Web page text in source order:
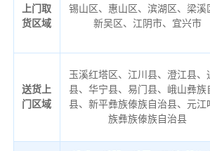
上门取
货区域
锡山区、惠山区、滨湖区、梁溪
新吴区、江阴市、宜兴市
送货上
门区域
玉溪红塔区、江川县、澄江县、
县、华宁县、易门县、峨山彝族
县、新平彝族傣族自治县、元江
族彝族傣族自治县